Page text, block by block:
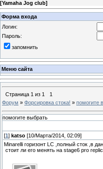
[Yamaha Jog club]
Форма входа
Логин:
Пароль:
запомнить
Меню сайта
Страница 1 из 1
1
Форум » Форсировка стока! » помогите
помогите выбрать
[1 ] katso [10/Марта/2014, 02:09]
Minarelli горизонт LC ,полный сток ,в
стоит ли его менять на stage6 pro